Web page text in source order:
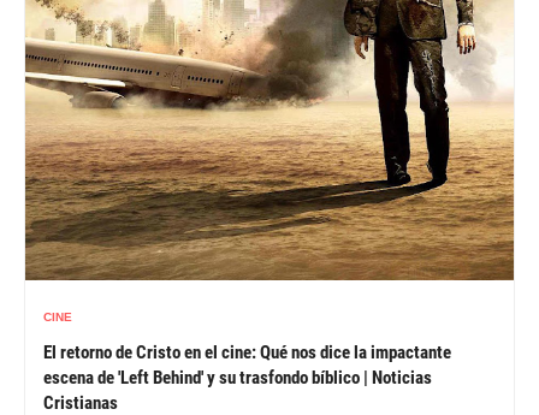
CINE
El retorno de Cristo en el cine: Qué nos dice la impactante
escena de 'Left Behind' y su trasfondo bíblico | Noticias
Cristianas